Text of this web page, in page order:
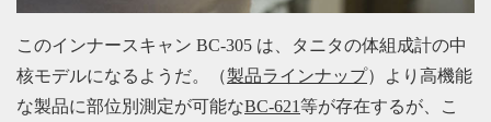
このインナースキャン BC-305 は、タニタの体組成計の中
核モデルになるようだ。（製品ラインナップ）より高機能
な製品に部位別測定が可能なBC-621等が存在するが、こ